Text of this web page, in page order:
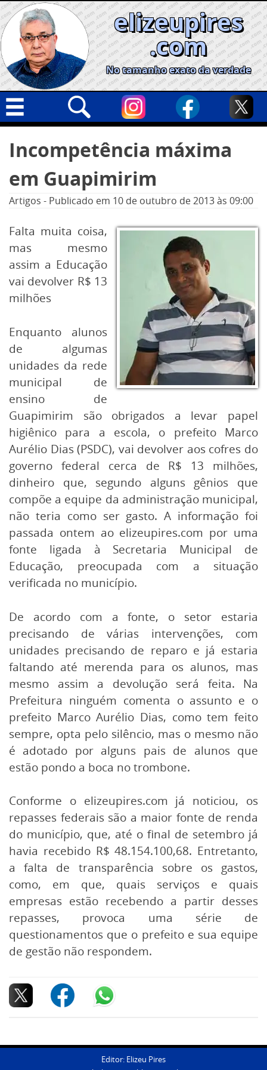
Skip
to
content
elizeupires
.com
No tamanho exato da verdade
Geral
Cidades
Política
Informe especial
por:
Incompetência máxima
em Guapimirim
Artigos - Publicado em 10 de outubro de 2013às 09:00
Falta muita coisa,
mas mesmo
assim a Educação
vai devolver R$ 13
milhões
Enquanto alunos
de algumas
unidades da rede
municipal de
ensino de
Guapimirim são obrigados a levar papel
higiênico para a escola, o prefeito Marco
Aurélio Dias (PSDC), vai devolver aos cofres do
governo federal cerca de R$ 13 milhões,
dinheiro que, segundo alguns gênios que
compõe a equipe da administração municipal,
não teria como ser gasto. A informação foi
passada ontem ao elizeupires.com por uma
fonte ligada à Secretaria Municipal de
Educação, preocupada com a situação
verificada no município.
De acordo com a fonte, o setor estaria
precisando de várias intervenções, com
unidades precisando de reparo e já estaria
faltando até merenda para os alunos, mas
mesmo assim a devolução será feita. Na
Prefeitura ninguém comenta o assunto e o
prefeito Marco Aurélio Dias, como tem feito
sempre, opta pelo silêncio, mas o mesmo não
é adotado por alguns pais de alunos que
estão pondo a boca no trombone.
Conforme o elizeupires.com já noticiou, os
repasses federais são a maior fonte de renda
do município, que, até o final de setembro já
havia recebido R$ 48.154.100,68. Entretanto,
a falta de transparência sobre os gastos,
como, em que, quais serviços e quais
empresas estão recebendo a partir desses
repasses, provoca uma série de
questionamentos que o prefeito e sua equipe
de gestão não respondem.
Editor: Elizeu Pires